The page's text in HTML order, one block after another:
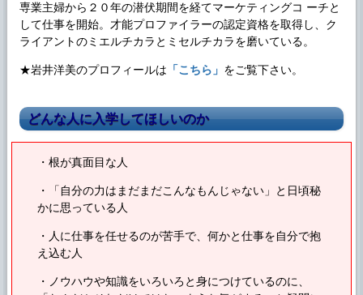
専業主婦から２０年の潜伏期間を経てマーケティングコ ーチと
して仕事を開始。才能プロファイラーの認定資格を取得し、ク
ライアントのミエルチカラとミセルチカラを磨いている。
★岩井洋美のプロフィールは 「こちら」 をご覧下さい。
どんな人に入学してほしいのか
・根が真面目な人
・「自分の力はまだまだこんなもんじゃない」と日頃秘
かに思っている人
・人に仕事を任せるのが苦手で、何かと仕事を自分で抱
え込む人
・ノウハウや知識をいろいろと身につけているのに、